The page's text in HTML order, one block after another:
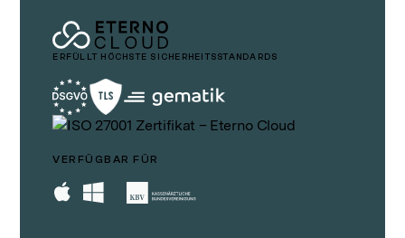
ERFÜLLT HÖCHSTE SICHERHEITSSTANDARDS
VERFÜGBAR FÜR